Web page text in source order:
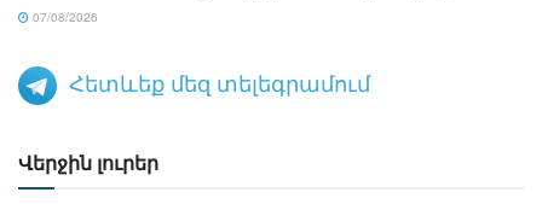
07/08/2026
Հետևեք մեզ տելեգրամում
Վերջին լուրեր